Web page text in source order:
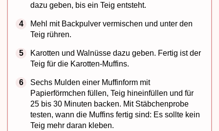
dazu geben, bis ein Teig entsteht.
Mehl mit Backpulver vermischen und unter den
Teig rühren.
Karotten und Walnüsse dazu geben. Fertig ist der
Teig für die Karotten-Muffins.
Sechs Mulden einer Muffinform mit
Papierförmchen füllen, Teig hineinfüllen und für
25 bis 30 Minuten backen. Mit Stäbchenprobe
testen, wann die Muffins fertig sind: Es sollte kein
Teig mehr daran kleben.